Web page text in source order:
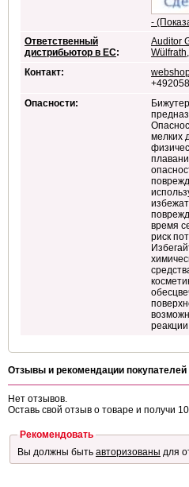
-
Ответственный
дистрибьютор в ЕС:
Auditor
Контакт:
Опасности:
мелких
время
риск
Отзывы и рекомендации покупателей
Нет отзывов.
Оставь свой отзыв о товаре и получи 10
Рекомендовать
Вы должны быть авторизованы для